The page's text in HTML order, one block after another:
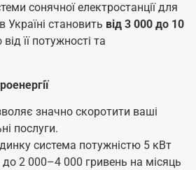
сонячної електростанції для
Україні становить від 3 000 до 10
її потужності та
значно скоротити ваші
послуги.
система потужністю 5 кВт
2 000–4 000 гривень на місяць